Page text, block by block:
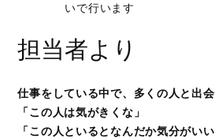
いで行います
担当者より
仕事をしている中で、多くの人と出
「この人は気がきくな」
「この人といるとなんだか気分がい